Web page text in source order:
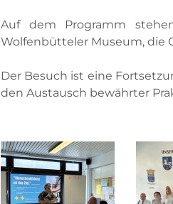
Auf dem Programm
Wolfenbütteler Museum, die
Der Besuch ist eine
den Austausch bewährter